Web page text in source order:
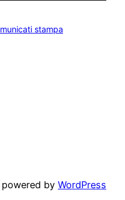
stampa
by WordPress